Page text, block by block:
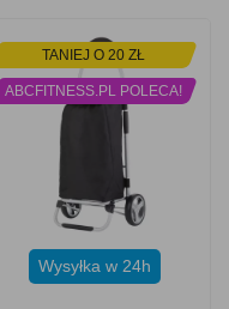
TANIEJ O 20 ZŁ
ABCFITNESS.PL POLECA!
Wysyłka w 24h